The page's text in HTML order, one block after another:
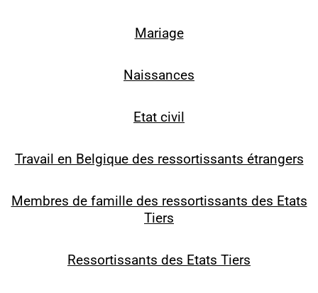
Mariage
Naissances
Etat civil
Travail en Belgique des ressortissants étrangers
Membres de famille des ressortissants des Etats
Tiers
Ressortissants des Etats Tiers